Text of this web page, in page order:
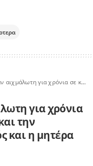
– Την βίαζαν και την κακοποιούσαν ο πατριός και η μητέρα της
για χρόνια
την
και η μητέρα